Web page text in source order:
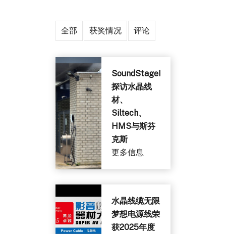
全部 获奖情况 评论
SoundStage!
探访水晶线
材、
Siltech、
HMS与斯芬
克斯
更多信息
水晶线缆无限
梦想电源线荣
获2025年度